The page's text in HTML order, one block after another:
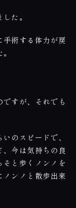
た。
手術する体力が戻
すが、それでも
のスピードで、
、今は気持ちの良
そと歩くノンノを
ノンノと散歩出来